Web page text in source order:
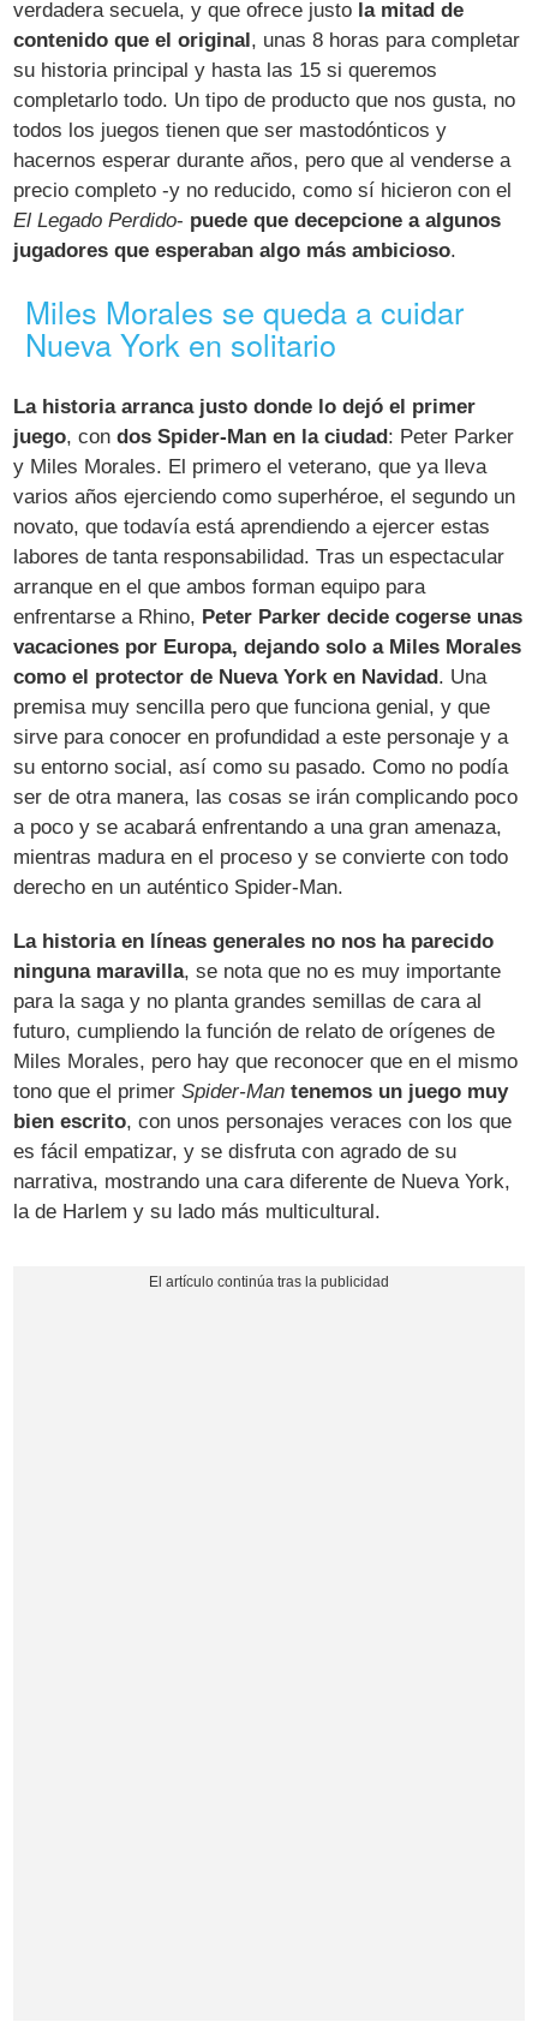
verdadera secuela, y que ofrece justo la mitad de
contenido que el original, unas 8 horas para completar
su historia principal y hasta las 15 si queremos
completarlo todo. Un tipo de producto que nos gusta, no
todos los juegos tienen que ser mastodónticos y
hacernos esperar durante años, pero que al venderse a
precio completo -y no reducido, como sí hicieron con el
El Legado Perdido- puede que decepcione a algunos
jugadores que esperaban algo más ambicioso.
Miles Morales se queda a cuidar
Nueva York en solitario
La historia arranca justo donde lo dejó el primer
juego, condos Spider-Man en la ciudad: Peter Parker
y Miles Morales. El primero el veterano, que ya lleva
varios años ejerciendo como superhéroe, el segundo un
novato, que todavía está aprendiendo a ejercer estas
labores de tanta responsabilidad. Tras un espectacular
arranque en el que ambos forman equipo para
enfrentarse a Rhino, Peter Parker decide cogerse unas
vacaciones por Europa, dejando solo a Miles Morales
como el protector de Nueva York en Navidad. Una
premisa muy sencilla pero que funciona genial, y que
sirve para conocer en profundidad a este personaje y a
su entorno social, así como su pasado. Como no podía
ser de otra manera, las cosas se irán complicando poco
a poco y se acabará enfrentando a una gran amenaza,
mientras madura en el proceso y se convierte con todo
derecho en un auténtico Spider-Man.
La historia en líneas generales no nos ha parecido
ninguna maravilla, se nota que no es muy importante
para la saga y no planta grandes semillas de cara al
futuro, cumpliendo la función de relato de orígenes de
Miles Morales, pero hay que reconocer que en el mismo
tono que el primerSpider-Man tenemos un juego muy
bien escrito, con unos personajes veraces con los que
es fácil empatizar, y se disfruta con agrado de su
narrativa, mostrando una cara diferente de Nueva York,
la de Harlem y su lado más multicultural.